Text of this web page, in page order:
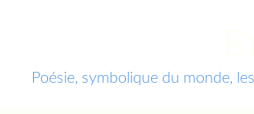
Poésie, symbolique du monde,